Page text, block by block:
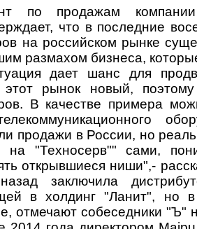
по продажам
что в последние
на российском рынке
размахом бизнеса,
дает шанс для
рынок новый,
В качестве примера
продажи в России, но
"Техносерв"" сами,
открывшиеся ниши",-
заключила
в холдинг "Ланит", но
отмечают собеседники